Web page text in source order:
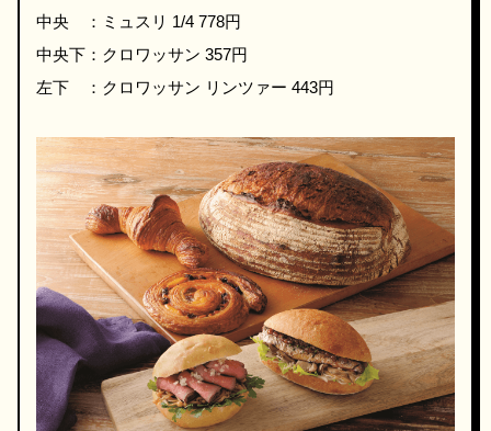
中央 ：ミュスリ 1/4 778円
中央下：クロワッサン 357円
左下 ：クロワッサン リンツァー 443円